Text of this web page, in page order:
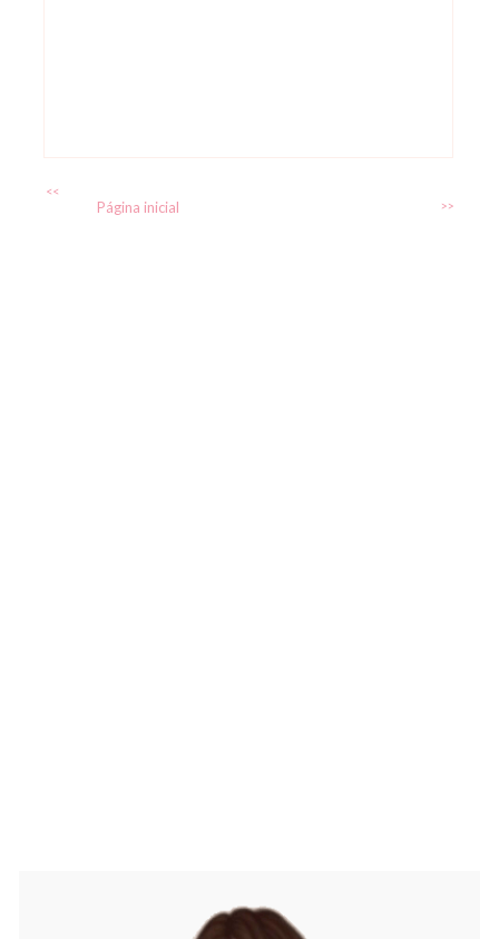
<<
>>
Página inicial